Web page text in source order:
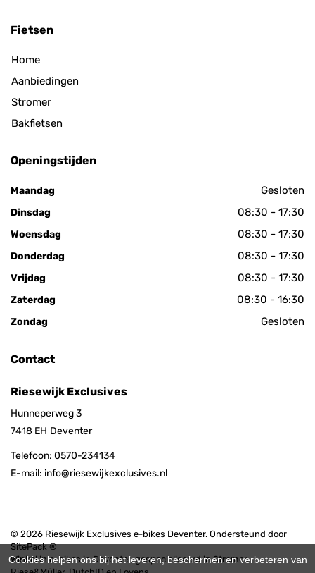
Fietsen
Home
Aanbiedingen
Stromer
Bakfietsen
Openingstijden
Maandag Gesloten
Dinsdag 08:30 - 17:30
Woensdag 08:30 - 17:30
Donderdag 08:30 - 17:30
Vrijdag 08:30 - 17:30
Zaterdag 08:30 - 16:30
Zondag Gesloten
Contact
Riesewijk Exclusives
Hunneperweg 3
7418 EH Deventer
Telefoon: 0570-234134
E-mail: info@riesewijkexclusives.nl
© 2026 Riesewijk Exclusives e-bikes Deventer. Ondersteund door
SitePack ®
Winkel in e-bikes in Deventer, gespecialiseerd in Stromer,
Cookies helpen ons bij het leveren, beschermen en verbeteren van